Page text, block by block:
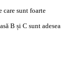
care sunt foarte
B și C sunt adesea